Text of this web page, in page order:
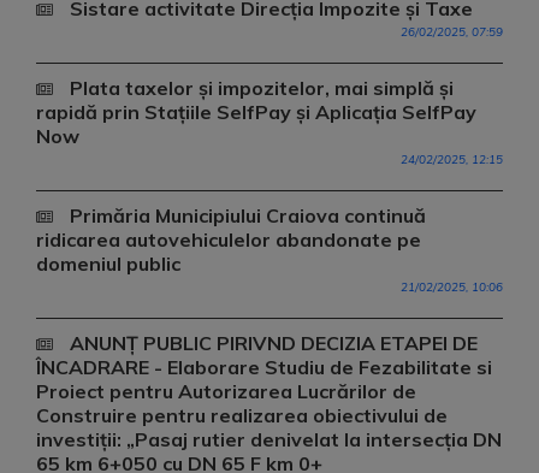
Sistare activitate Direcția Impozite și Taxe
26/02/2025, 07:59
Plata taxelor și impozitelor, mai simplă și
rapidă prin Stațiile SelfPay și Aplicația SelfPay
Now
24/02/2025, 12:15
Primăria Municipiului Craiova continuă
ridicarea autovehiculelor abandonate pe
domeniul public
21/02/2025, 10:06
ANUNȚ PUBLIC PIRIVND DECIZIA ETAPEI DE
ÎNCADRARE - Elaborare Studiu de Fezabilitate si
Proiect pentru Autorizarea Lucrărilor de
Construire pentru realizarea obiectivului de
investiții: „Pasaj rutier denivelat la intersecția DN
65 km 6+050 cu DN 65 F km 0+